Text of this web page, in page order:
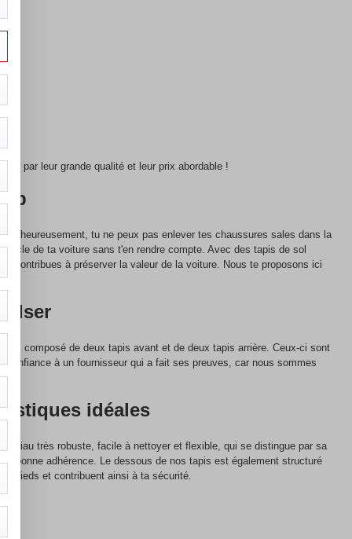
par leur grande qualité et leur prix abordable !
tu ne peux pas enlever tes chaussures sales dans la
de ta voiture sans t'en rendre compte. Avec des tapis de sol
contribues à préserver la valeur de la voiture. Nous te proposons ici
composé de deux tapis avant et de deux tapis arrière. Ceux-ci sont
à un fournisseur qui a fait ses preuves, car nous sommes
idéales
très robuste, facile à nettoyer et flexible, qui se distingue par sa
bonne adhérence. Le dessous de nos tapis est également structuré
pieds et contribuent ainsi à ta sécurité.